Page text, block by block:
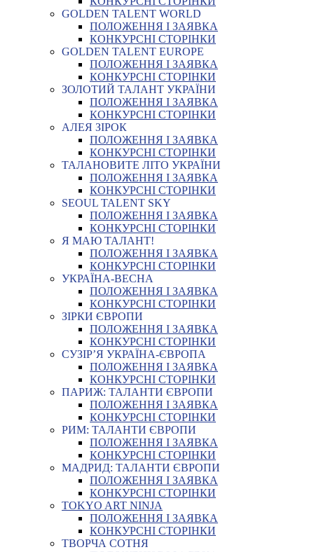
GOLDEN TALENT WORLD
ПОЛОЖЕННЯ І ЗАЯВКА
КОНКУРСНІ СТОРІНКИ
GOLDEN TALENT EUROPE
ПОЛОЖЕННЯ І ЗАЯВКА
КОНКУРСНІ СТОРІНКИ
ЗОЛОТИЙ ТАЛАНТ УКРАЇНИ
ПОЛОЖЕННЯ І ЗАЯВКА
КОНКУРСНІ СТОРІНКИ
АЛЕЯ ЗІРОК
ПОЛОЖЕННЯ І ЗАЯВКА
КОНКУРСНІ СТОРІНКИ
ТАЛАНОВИТЕ ЛІТО УКРАЇНИ
ПОЛОЖЕННЯ І ЗАЯВКА
КОНКУРСНІ СТОРІНКИ
SEOUL TALENT SKY
ПОЛОЖЕННЯ І ЗАЯВКА
КОНКУРСНІ СТОРІНКИ
Я МАЮ ТАЛАНТ!
ПОЛОЖЕННЯ І ЗАЯВКА
КОНКУРСНІ СТОРІНКИ
УКРАЇНА-ВЕСНА
ПОЛОЖЕННЯ І ЗАЯВКА
КОНКУРСНІ СТОРІНКИ
ЗІРКИ ЄВРОПИ
ПОЛОЖЕННЯ І ЗАЯВКА
КОНКУРСНІ СТОРІНКИ
СУЗІР’Я УКРАЇНА-ЄВРОПА
ПОЛОЖЕННЯ І ЗАЯВКА
КОНКУРСНІ СТОРІНКИ
ПАРИЖ: ТАЛАНТИ ЄВРОПИ
ПОЛОЖЕННЯ І ЗАЯВКА
КОНКУРСНІ СТОРІНКИ
РИМ: ТАЛАНТИ ЄВРОПИ
ПОЛОЖЕННЯ І ЗАЯВКА
КОНКУРСНІ СТОРІНКИ
МАДРИД: ТАЛАНТИ ЄВРОПИ
ПОЛОЖЕННЯ І ЗАЯВКА
КОНКУРСНІ СТОРІНКИ
TOKYO ART NINJA
ПОЛОЖЕННЯ І ЗАЯВКА
КОНКУРСНІ СТОРІНКИ
ТВОРЧА СОТНЯ